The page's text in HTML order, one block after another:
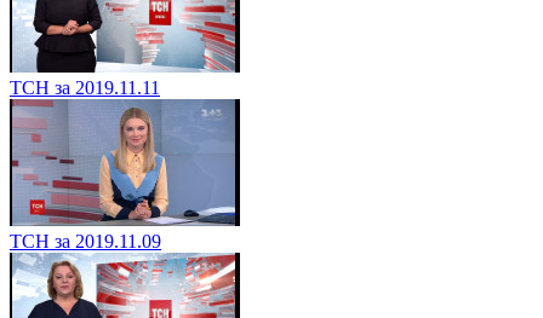
ТСН за 2019.11.13
ТСН за 2019.11.12